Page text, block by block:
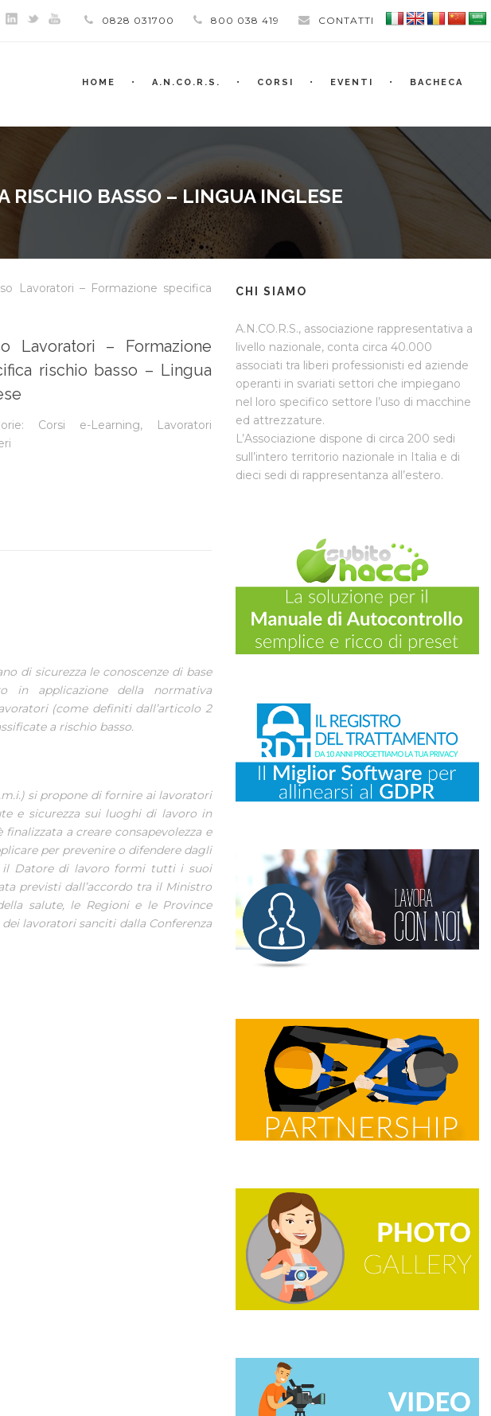
0828 031700 800 038 419 CONTATTI
HOME A.N.CO.R.S. CORSI EVENTI BACHECA
RISCHIO BASSO – LINGUA INGLESE
Lavoratori – Formazione specifica
Lavoratori – Formazione
rischio basso – Lingua
Corsi e-Learning,
Lavoratori
di sicurezza le conoscenze di base
in applicazione della normativa
(come definiti dall’articolo 2
a rischio basso.
si propone di fornire ai lavoratori
e sicurezza sui luoghi di lavoro in
a creare consapevolezza e
per prevenire o difendere dagli
il Datore di lavoro formi tutti i suoi
previsti dall’accordo tra il Ministro
salute, le Regioni e le Province
lavoratori sanciti dalla Conferenza
CHI SIAMO
A.N.CO.R.S., associazione rappresentativa a
livello nazionale, conta circa 40.000
associati tra liberi professionisti ed aziende
operanti in svariati settori che impiegano
nel loro specifico settore l’uso di macchine
ed attrezzature.
L’Associazione dispone di circa 200 sedi
sull’intero territorio nazionale in Italia e di
dieci sedi di rappresentanza all’estero.